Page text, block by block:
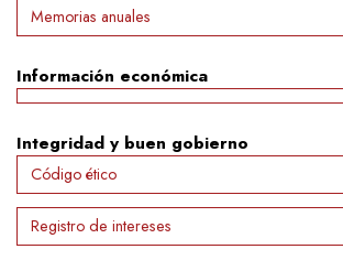
Memorias anuales
Información económica
Integridad y buen gobierno
Código ético
Registro de intereses